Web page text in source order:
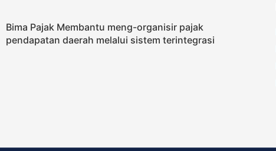
Bima Pajak Membantu meng-organisir pajak
pendapatan daerah melalui sistem terintegrasi